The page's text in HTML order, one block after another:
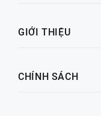
GIỚI THIỆU
CHÍNH SÁCH